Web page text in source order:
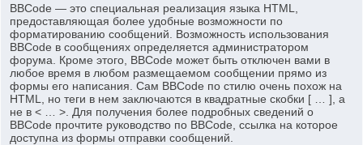
BBCode — это специальная реализация языка HTML,
предоставляющая более удобные возможности по
форматированию сообщений. Возможность использования
BBCode в сообщениях определяется администратором
форума. Кроме этого, BBCode может быть отключен вами в
любое время в любом размещаемом сообщении прямо из
формы его написания. Сам BBCode по стилю очень похож на
HTML, но теги в нем заключаются в квадратные скобки [ … ], а
не в < … >. Для получения более подробных сведений о
BBCode прочтите руководство по BBCode, ссылка на которое
доступна из формы отправки сообщений.